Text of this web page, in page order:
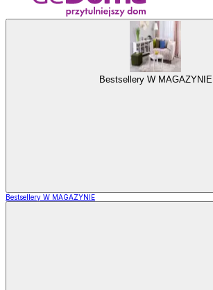
Bestsellery W MAGAZYNIE
Bestsellery W MAGAZYNIE